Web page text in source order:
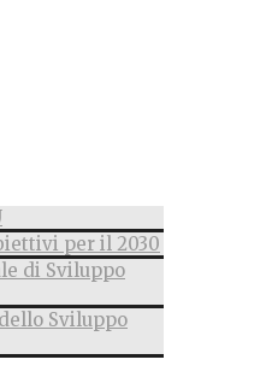
per il 2030
di Sviluppo
Sviluppo